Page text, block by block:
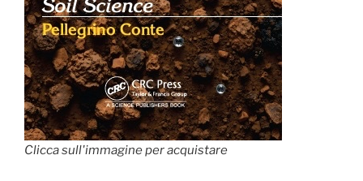
Clicca sull'immagine per acquistare